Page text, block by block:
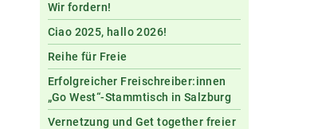
Wir fordern!
Ciao 2025, hallo 2026!
Reihe für Freie
Erfolgreicher Freischreiber:innen
„Go West“-Stammtisch in Salzburg
Vernetzung und Get together freier